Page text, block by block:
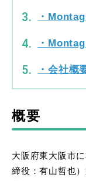
・
・
・会社概
概要
大阪府東大阪市
締役：有山哲也